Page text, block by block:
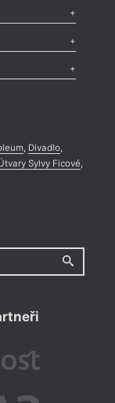
, Divadlo,
Sylvy Ficové,